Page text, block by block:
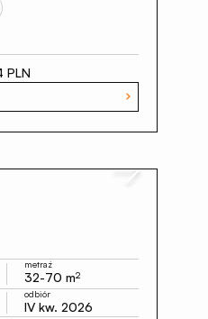
metraż
32-70 m2
odbiór
IV kw. 2026